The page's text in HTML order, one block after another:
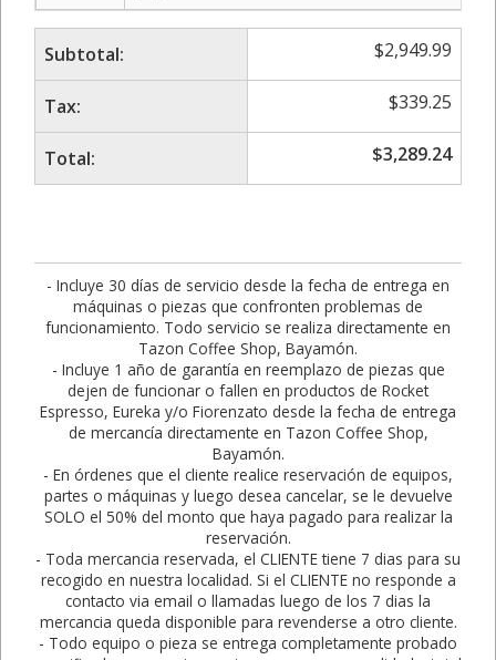
Subtotal: $2,949.99
Tax: $339.25
Total: $3,289.24
- Incluye 30 días de servicio desde la fecha de entrega en
máquinas o piezas que confronten problemas de
funcionamiento. Todo servicio se realiza directamente en
Tazon Coffee Shop, Bayamón.
- Incluye 1 año de garantía en reemplazo de piezas que
dejen de funcionar o fallen en productos de Rocket
Espresso, Eureka y/o Fiorenzato desde la fecha de entrega
de mercancía directamente en Tazon Coffee Shop,
Bayamón.
- En órdenes que el cliente realice reservación de equipos,
partes o máquinas y luego desea cancelar, se le devuelve
SOLO el 50% del monto que haya pagado para realizar la
reservación.
- Toda mercancia reservada, el CLIENTE tiene 7 dias para su
recogido en nuestra localidad. Si el CLIENTE no responde a
contacto via email o llamadas luego de los 7 dias la
mercancia queda disponible para revenderse a otro cliente.
- Todo equipo o pieza se entrega completamente probado